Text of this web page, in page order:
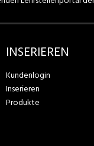
INSERIEREN
Kundenlogin
Inserieren
Produkte